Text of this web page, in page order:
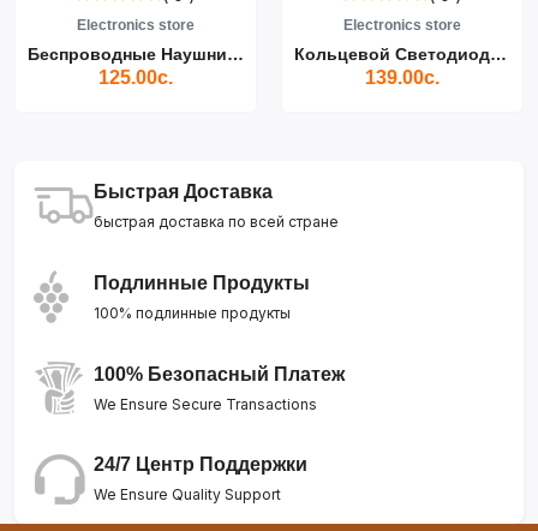
Electronics store
Беспроводные Наушники Air...
125.00с.
Electronics store
Кольцевой Светодиодный Св...
139.00с.
Быстрая Доставка
быстрая доставка по всей стране
Подлинные Продукты
100% подлинные продукты
100% Безопасный Платеж
We Ensure Secure Transactions
24/7 Центр Поддержки
We Ensure Quality Support